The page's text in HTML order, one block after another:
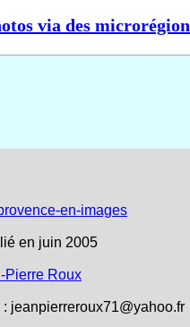
via des
en-images
en juin 2005
Pierre Roux
: jeanpierreroux71@yahoo.fr